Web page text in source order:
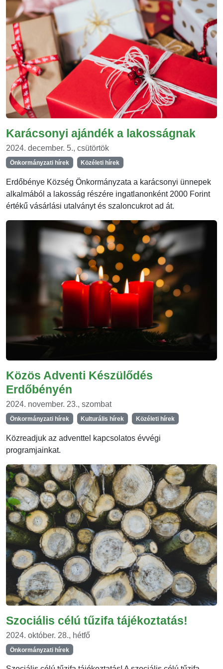
Karácsonyi ajándék a lakosságnak
2024. december. 5., csütörtök
Önkormányzati hírek Közéleti hírek
Erdőbénye Község Önkormányzata a karácsonyi ünnepek
alkalmából a lakosság részére ingatlanonként 2000 Forint
értékű vásárlási utalványt és szaloncukrot ad át.
Közös Adventi Készülődés
Erdőbényén
2024. november. 23., szombat
Önkormányzati hírek Kulturális hírek Közéleti hírek
Közreadjuk az adventtel kapcsolatos évvégi
programjainkat.
Szociális célú tűzifa tájékoztatás!
2024. október. 28., hétfő
Önkormányzati hírek